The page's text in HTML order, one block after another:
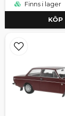
Finns i lager
KÖP